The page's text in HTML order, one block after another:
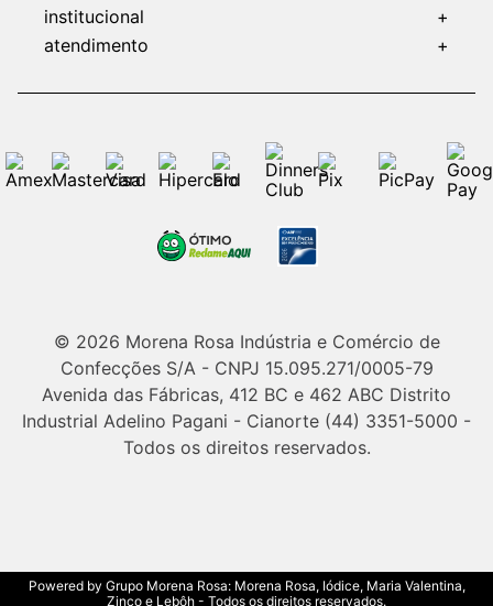
institucional
+
atendimento
+
© 2026 Morena Rosa Indústria e Comércio de
Confecções S/A - CNPJ 15.095.271/0005-79
Avenida das Fábricas, 412 BC e 462 ABC Distrito
Industrial Adelino Pagani - Cianorte (44) 3351-5000 -
Todos os direitos reservados.
Powered by Grupo Morena Rosa: Morena Rosa, Iódice, Maria Valentina,
Zinco e Lebôh - Todos os direitos reservados.